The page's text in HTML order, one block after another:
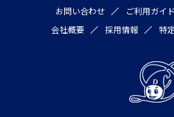
お問い合わせ ご利用ガイド
会社概要
採用情報 特